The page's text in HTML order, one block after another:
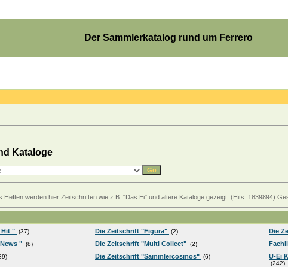
Der Sammlerkatalog rund um Ferrero
Kataloge
werden hier Zeitschriften wie z.B. "Das Ei" und ältere Kataloge gezeigt. (Hits: 1839894)
Hit " (37)
" (8)
Die Zeitschrift "Figura" (2)
Die Zeitschrift "Multi Collect" (2)
Die Zeitschrift "Sammlercosmos" (6)
Die
Ü-Ei
(242)